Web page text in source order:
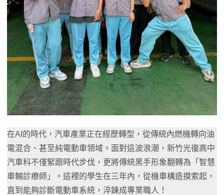
在AI的時代，汽車產業正在經歷轉型，從傳統內燃機轉向油
電混合、甚至純電動車領域。面對這波浪潮，新竹光復高中
汽車科不僅緊跟時代步伐，更將傳統黑手形象翻轉為「智慧
車輛診療師」。這裡的學生在三年內，從機車構造摸索起，
直到能夠診斷電動車系統，淬鍊成專業職人！